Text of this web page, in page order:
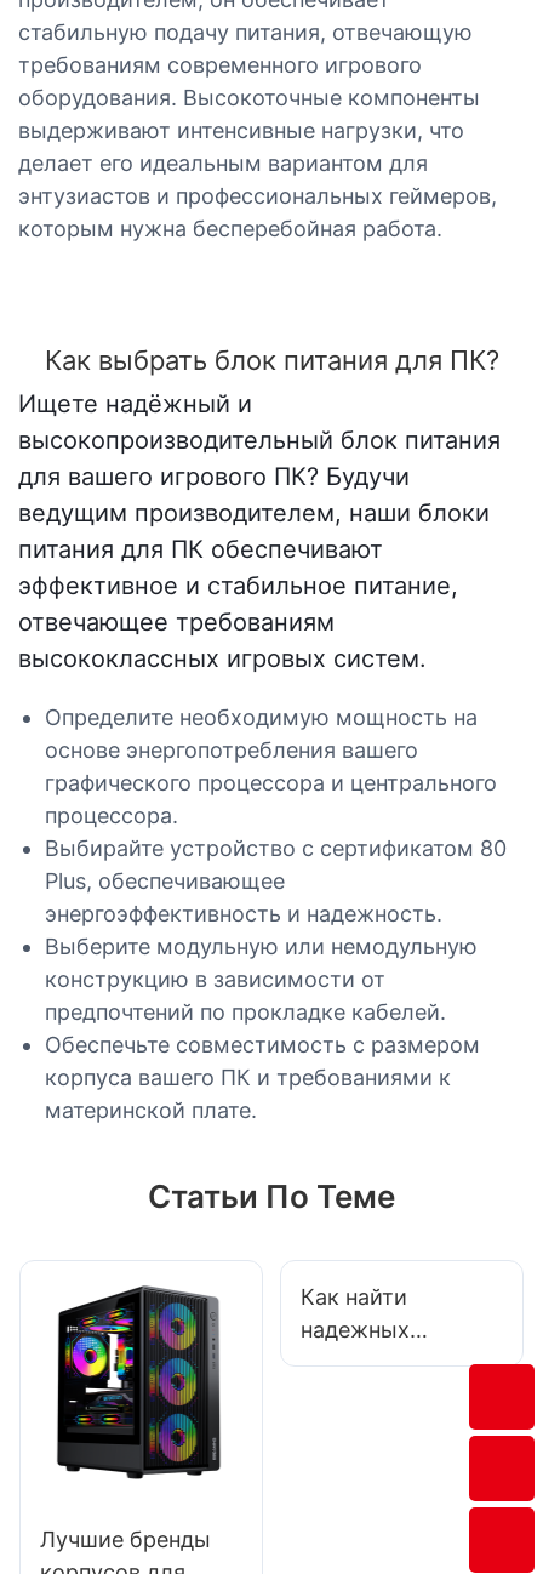
стабильную подачу питания, отвечающую
требованиям современного игрового
оборудования. Высокоточные компоненты
выдерживают интенсивные нагрузки, что
делает его идеальным вариантом для
энтузиастов и профессиональных геймеров,
которым нужна бесперебойная работа.
Как выбрать блок питания для ПК?
Ищете надёжный и
высокопроизводительный блок питания
для вашего игрового ПК? Будучи
ведущим производителем, наши блоки
питания для ПК обеспечивают
эффективное и стабильное питание,
отвечающее требованиям
высококлассных игровых систем.
Определите необходимую мощность на
основе энергопотребления вашего
графического процессора и центрального
процессора.
Выбирайте устройство с сертификатом 80
Plus, обеспечивающее
энергоэффективность и надежность.
Выберите модульную или немодульную
конструкцию в зависимости от
предпочтений по прокладке кабелей.
Обеспечьте совместимость с размером
корпуса вашего ПК и требованиями к
материнской плате.
Статьи По Теме
Лучшие бренды
Как найти
надежных
производителей и